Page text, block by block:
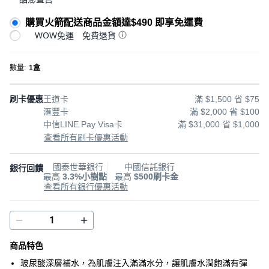
購買火箭配送商品金額達$490 即享免運費
WOW免運 免費退貨
數量: 1盒
刷卡優惠王道卡
滿 $1,500 省 $75
滙豐卡
滿 $2,000 省 $100
中信LINE Pay Visa卡
滿 $31,000 省 $1,000
查看所有刷卡優惠活動
銀行回饋
國泰世華銀行
最高 3.3%小樹點
中國信託銀行
最高 $500刷卡金
查看所有銀行優惠活動
商品特色
玻尿酸深層補水，為肌膚注入滿滿水分，讓肌膚水潤飽滿有彈